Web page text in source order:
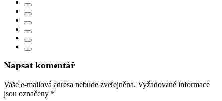
Napsat komentář
Vaše e-mailová adresa nebude zveřejněna. Vyžadované informace
jsou označeny *